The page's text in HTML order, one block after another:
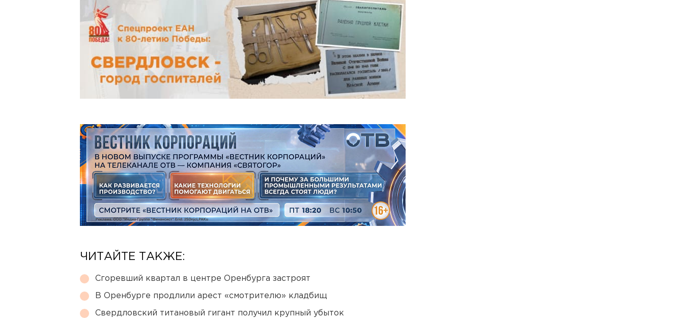
ЧИТАЙТЕ ТАКЖЕ:
Сгоревший квартал в центре Оренбурга застроят
В Оренбурге продлили арест «смотрителю» кладбищ
Свердловский титановый гигант получил крупный убыток